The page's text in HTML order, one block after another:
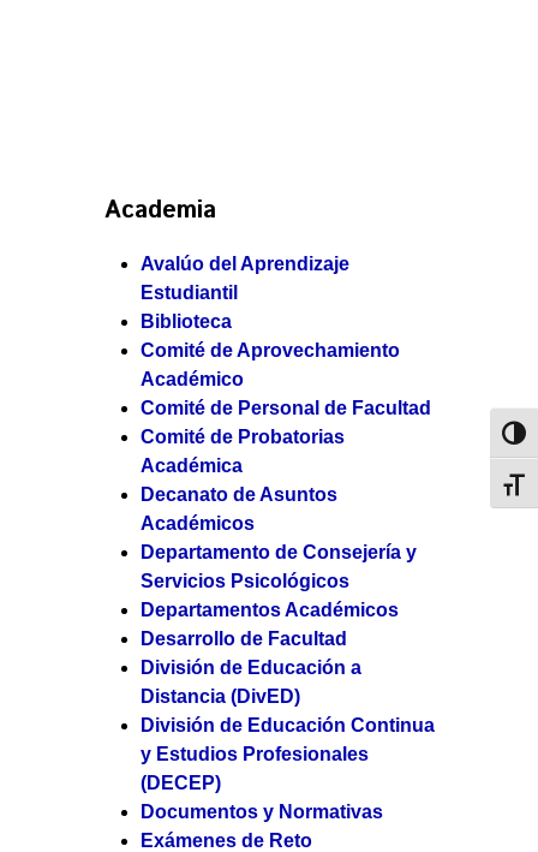
Academia
Avalúo del Aprendizaje
Estudiantil
Biblioteca
Comité de Aprovechamiento
Académico
Comité de Personal de Facultad
Comité de Probatorias
Académica
Decanato de Asuntos
Académicos
Departamento de Consejería y
Servicios Psicológicos
Departamentos Académicos
Desarrollo de Facultad
División de Educación a
Distancia (DivED)
División de Educación Continua
y Estudios Profesionales
(DECEP)
Documentos y Normativas
Exámenes de Reto